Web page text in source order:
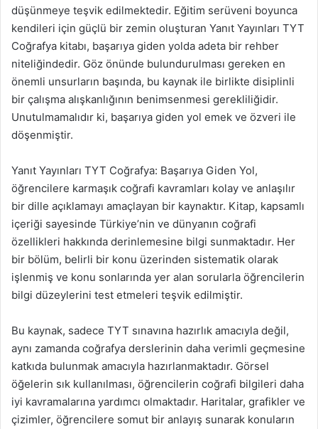
düşünmeye teşvik edilmektedir. Eğitim serüveni boyunca
kendileri için güçlü bir zemin oluşturan Yanıt Yayınları TYT
Coğrafya kitabı, başarıya giden yolda adeta bir rehber
niteliğindedir. Göz önünde bulundurulması gereken en
önemli unsurların başında, bu kaynak ile birlikte disiplinli
bir çalışma alışkanlığının benimsenmesi gerekliliğidir.
Unutulmamalıdır ki, başarıya giden yol emek ve özveri ile
döşenmiştir.
Yanıt Yayınları TYT Coğrafya: Başarıya Giden Yol,
öğrencilere karmaşık coğrafi kavramları kolay ve anlaşılır
bir dille açıklamayı amaçlayan bir kaynaktır. Kitap, kapsamlı
içeriği sayesinde Türkiye’nin ve dünyanın coğrafi
özellikleri hakkında derinlemesine bilgi sunmaktadır. Her
bir bölüm, belirli bir konu üzerinden sistematik olarak
işlenmiş ve konu sonlarında yer alan sorularla öğrencilerin
bilgi düzeylerini test etmeleri teşvik edilmiştir.
Bu kaynak, sadece TYT sınavına hazırlık amacıyla değil,
aynı zamanda coğrafya derslerinin daha verimli geçmesine
katkıda bulunmak amacıyla hazırlanmaktadır. Görsel
öğelerin sık kullanılması, öğrencilerin coğrafi bilgileri daha
iyi kavramalarına yardımcı olmaktadır. Haritalar, grafikler ve
çizimler, öğrencilere somut bir anlayış sunarak konuların